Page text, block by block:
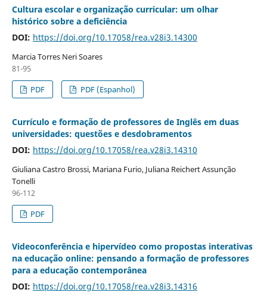
Cultura escolar e organização curricular: um olhar
histórico sobre a deficiência
DOI: https://doi.org/10.17058/rea.v28i3.14300
Marcia Torres Neri Soares
81-95
PDF
PDF (Espanhol)
Currículo e formação de professores de Inglês em duas
universidades: questões e desdobramentos
DOI: https://doi.org/10.17058/rea.v28i3.14310
Giuliana Castro Brossi, Mariana Furio, Juliana Reichert Assunção
Tonelli
96-112
PDF
Videoconferência e hipervídeo como propostas interativas
na educação online: pensando a formação de professores
para a educação contemporânea
DOI: https://doi.org/10.17058/rea.v28i3.14316